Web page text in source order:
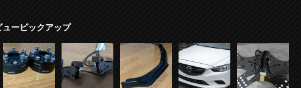
ューピックアップ